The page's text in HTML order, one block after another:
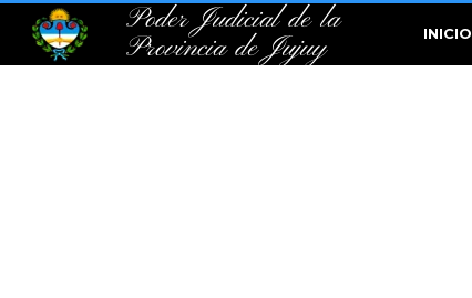
Poder Judicial de la
Provincia de Jujuy
INICIO